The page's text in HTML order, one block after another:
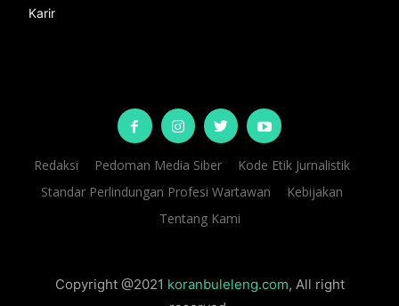
Karir
Redaksi Pedoman Media Siber
Kode Etik Jurnalistik
Standar Perlindungan Profesi Wartawan
Kebijakan
Tentang Kami
Copyright @2021 koranbuleleng.com, All right